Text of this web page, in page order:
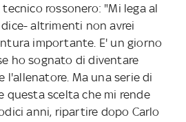
rossonero: "Mi lega al
altrimenti non avrei
importante. E' un giorno
ho sognato di diventare
l'allenatore. Ma una serie di
questa scelta che mi rende
anni, ripartire dopo Carlo